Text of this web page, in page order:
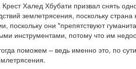
Халед Хбубати призвал снять
землетрясения, поскольку
поскольку они "препятствуют
инструментами, потому что им
поможем – ведь именно это, по